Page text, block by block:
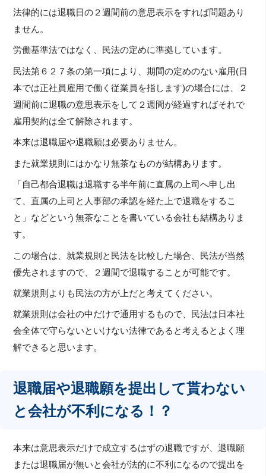
法律的には退職日の２週間前の意思表示をすれば問題あり
ません。
労働基準法ではなく、民法の定めに準拠しています。
民法第６２７条の第一項により、期間の定めのない雇用(日
本では正社員雇用で働く従業員を指します)の場合には、２
週間前に退職の意思表示をして２週間が経過すればそれで
雇用契約は全て解除されます。
本来は退職届や退職願は必要ありません。
また就業規則にはかなり無茶なものが結構あります。
「自己都合退職は退職する半年前に直属の上司へ申し出
て、直属の上司と人事部の承認を経た上で退職をするこ
と」などという無茶なことを書いている会社も結構ありま
す。
この場合は、就業規則と民法を比較した場合、民法が当然
優先されますので、２週間で退職することが可能です。
就業規則よりも民法の方が上だと考えてください。
就業規則は会社の中だけで通用するもので、民法は日本社
会全体で守らないといけない法律であると考えるとよく理
解できると思います。
退職届や退職願を提出して貰わない
と会社が不利になる！？
本来は意思表示だけで成立するはずの退職ですが、退職願
または退職届が無いと会社が法的に不利になるので提出を